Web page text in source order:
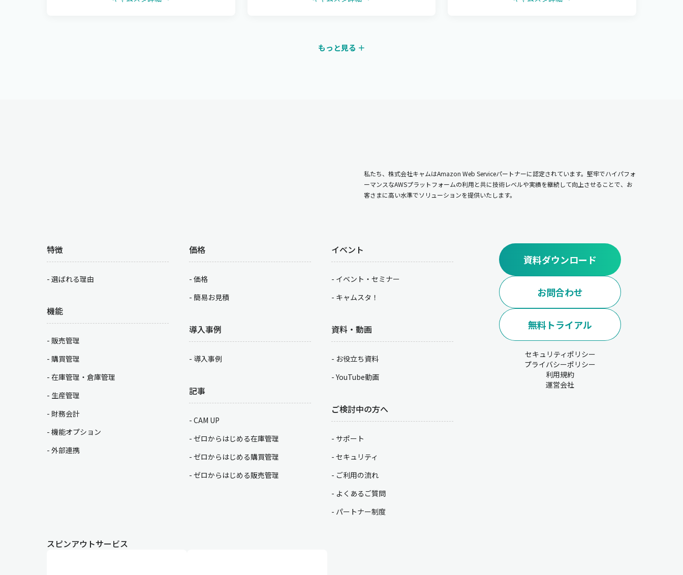
もっと見る ＋
私たち、株式会社キャムはAmazon Web Serviceパートナーに認定されています。堅牢でハイパフォ
ーマンスなAWSプラットフォームの利用と共に技術レベルや実績を継続して向上させることで、お
客さまに高い水準でソリューションを提供いたします。
特徴
選ばれる理由
機能
販売管理
購買管理
在庫管理・倉庫管理
生産管理
財務会計
機能オプション
外部連携
価格
価格
簡易お見積
導入事例
導入事例
記事
CAM UP
ゼロからはじめる在庫管理
ゼロからはじめる購買管理
ゼロからはじめる販売管理
イベント
イベント・セミナー
キャムスタ！
資料・動画
お役立ち資料
YouTube動画
ご検討中の方へ
サポート
セキュリティ
ご利用の流れ
よくあるご質問
パートナー制度
資料ダウンロード
お問合わせ
無料トライアル
セキュリティポリシー
プライバシーポリシー
利用規約
運営会社
スピンアウトサービス